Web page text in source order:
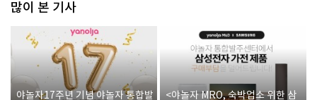
많이 본 기사
야놀자17주년 기념 야놀자 통합발
<야놀자 MRO, 숙박업소 위한 삼